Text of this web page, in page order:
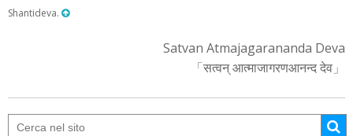
Shantideva.
Satvan Atmajagarananda Deva
「सत्वन् आत्माजागरणआनन्द देव」